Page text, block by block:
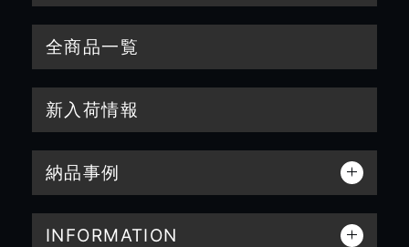
全商品一覧
新入荷情報
納品事例
INFORMATION